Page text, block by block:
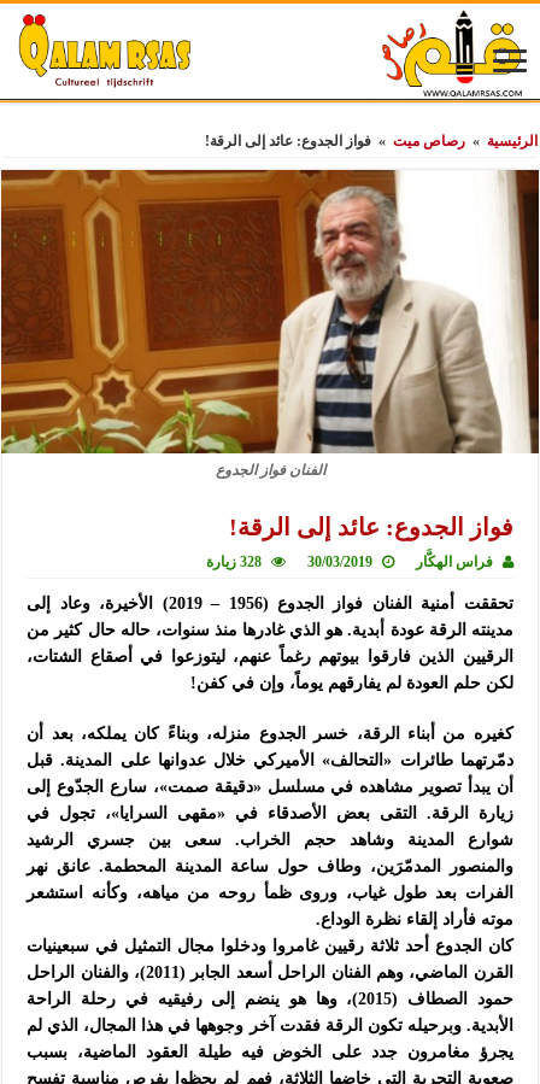
الرئيسية » رصاص ميت » فواز الجدوع: عائد إلى الرقة!
الفنان فواز الجدوع
فواز الجدوع: عائد إلى الرقة!
فراس الهكَّار 30/03/2019 328 زيارة
تحققت أمنية الفنان فواز الجدوع (1956 – 2019) الأخيرة، وعاد إلى
مدينته الرقة عودة أبدية. هو الذي غادرها منذ سنوات، حاله حال كثير من
الرقيين الذين فارقوا بيوتهم رغماً عنهم، ليتوزعوا في أصقاع الشتات،
لكن حلم العودة لم يفارقهم يوماً، وإن في كفن!
كغيره من أبناء الرقة، خسر الجدوع منزله، وبناءً كان يملكه، بعد أن
دمّرتهما طائرات «التحالف» الأميركي خلال عدوانها على المدينة. قبل
أن يبدأ تصوير مشاهده في مسلسل «دقيقة صمت»، سارع الجدّوع إلى
زيارة الرقة. التقى بعض الأصدقاء في «مقهى السرايا»، تجول في
شوارع المدينة وشاهد حجم الخراب. سعى بين جسري الرشيد
والمنصور المدمّرَين، وطاف حول ساعة المدينة المحطمة. عانق نهر
الفرات بعد طول غياب، وروى ظمأ روحه من مياهه، وكأنه استشعر
موته فأراد إلقاء نظرة الوداع.
كان الجدوع أحد ثلاثة رقيين غامروا ودخلوا مجال التمثيل في سبعينيات
القرن الماضي، وهم الفنان الراحل أسعد الجابر (2011)، والفنان الراحل
حمود الصطاف (2015)، وها هو ينضم إلى رفيقيه في رحلة الراحة
الأبدية. وبرحيله تكون الرقة فقدت آخر وجوهها في هذا المجال، الذي لم
يجرؤ مغامرون جدد على الخوض فيه طيلة العقود الماضية، بسبب
صعوبة التجربة التي خاضها الثلاثة، فهم لم يحظوا بفرص مناسبة تفسح